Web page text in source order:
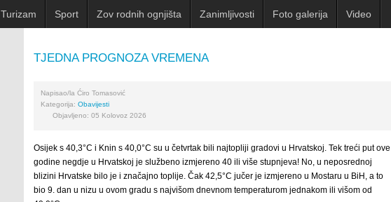
Turizam Sport Zov rodnih ognjišta Zanimljivosti Foto galerija Video
TJEDNA PROGNOZA VREMENA
Napisao/la Ćiro Tomasović
Kategorija: Obavijesti
Objavljeno: 05 Kolovoz 2026
Osijek s 40,3°C i Knin s 40,0°C su u četvrtak bili najtopliji gradovi u Hrvatskoj. Tek treći put ove
godine negdje u Hrvatskoj je službeno izmjereno 40 ili više stupnjeva! No, u neposrednoj
blizini Hrvatske bilo je i značajno toplije. Čak 42,5°C jučer je izmjereno u Mostaru u BiH, a to
bio 9. dan u nizu u ovom gradu s najvišom dnevnom temperaturom jednakom ili višom od